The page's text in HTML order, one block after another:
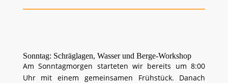
Sonntag: Schräglagen, Wasser und Berge-Workshop
Am Sonntagmorgen starteten wir bereits um 8:00
Uhr mit einem gemeinsamen Frühstück. Danach